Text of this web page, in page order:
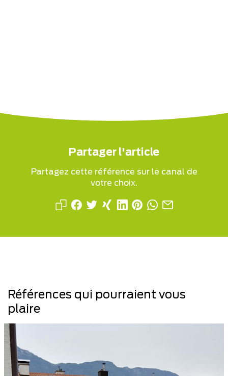
Partager l'article
Partagez cette référence sur le canal de
votre choix.
Références qui pourraient vous
plaire